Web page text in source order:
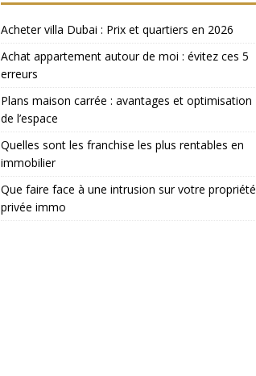
Acheter villa Dubai : Prix et quartiers en 2026
Achat appartement autour de moi : évitez ces 5
erreurs
Plans maison carrée : avantages et optimisation
de l’espace
Quelles sont les franchise les plus rentables en
immobilier
Que faire face à une intrusion sur votre propriété
privée immo